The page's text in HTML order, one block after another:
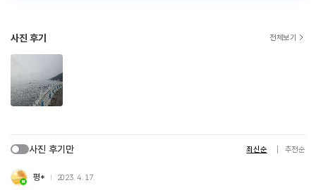
사진 후기 전체보기
사진 후기만 최신순 추천순
평* 2023. 4. 17.